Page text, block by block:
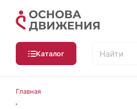
Каталог
Главная